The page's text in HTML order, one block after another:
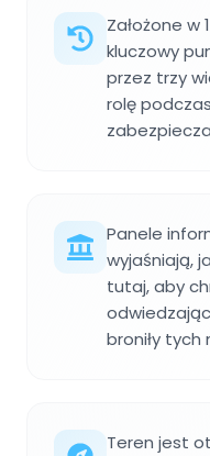
Założone w
kluczowy
przez trzy
rolę
Panele
wyjaśniają,
tutaj, aby
broniły tych
Teren jest